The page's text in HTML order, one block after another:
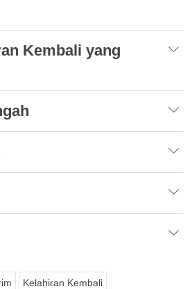
Kembali yang
Kelahiran Kembali